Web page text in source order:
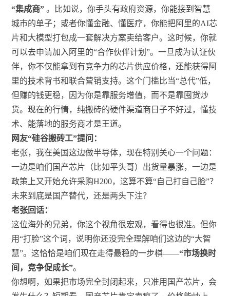
“集成商” 。比如说，你手头有政府资源，你能接到智慧
城市的单子；或者你懂金融、懂医疗，你能把阿里的AI芯
片和大模型打包成一套解决方案卖给客户。这时候，你就
可以去申请加入阿里的“合作伙伴计划”。一旦成为认证伙
伴，你不仅能拿到有竞争力的芯片供应价格，还能获得阿
里的技术背书和联合营销支持。这个门槛比当“总代”低，
但赚的钱更稳，因为你是靠服务增值，而不是靠囤货炒
货。现在的行情，纯搬砖的硬件渠道商日子不好过，懂技
术、能落地的服务商才是王道。
网友“硅谷搬砖工”提问：
老张，我在美国这边做半导体，现在特别关心一个问题：
一边是咱们国产芯片（比如平头哥）出货量暴涨，一边是
政策上又开始允许采购H200，这算不算“自己打自己脸”？
未来到底是国产替代，还是两头下注？
老张回话：
这位海外的兄弟，你这个视角很宏观，看得也很准。但你
用“打脸”这个词，说明你还没完全理解咱们这边的“大智
慧”。这恰恰是咱们现在走得最稳的一步棋——“市场换时
间，竞争促成长”。
你想啊，如果把市场完全封闭起来，只准用国产芯片，会